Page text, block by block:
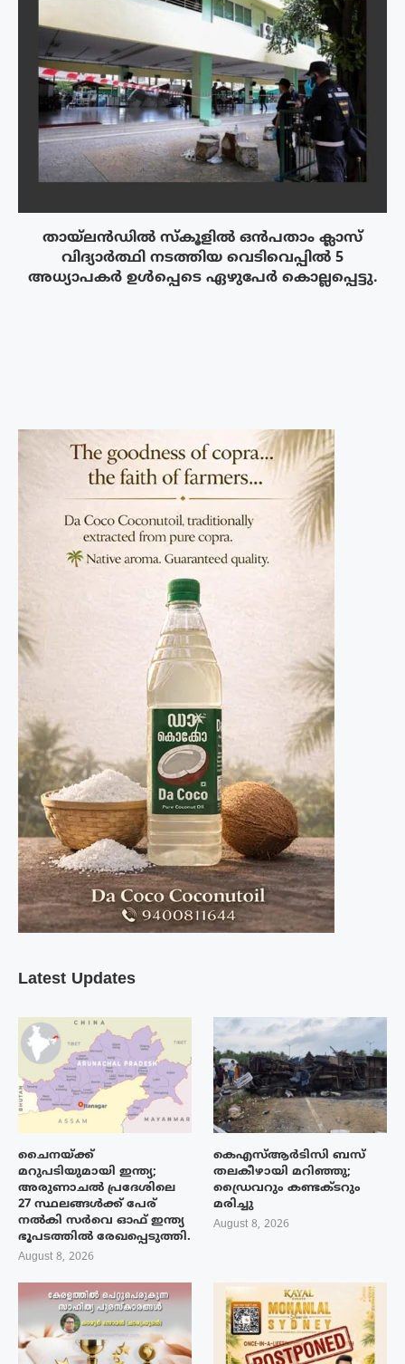
തായ്‌ലൻഡിൽ സ്കൂളിൽ ഒൻപതാം ക്ലാസ്
വിദ്യാർത്ഥി നടത്തിയ വെടിവെപ്പിൽ 5
അധ്യാപകർ ഉൾപ്പെടെ ഏഴുപേർ കൊല്ലപ്പെട്ടു.
Latest Updates
ചൈനയ്ക്ക്
മറുപടിയുമായി ഇന്ത്യ;
അരുണാചൽ പ്രദേശിലെ
27 സ്ഥലങ്ങൾക്ക് പേര്
നൽകി സർവെ ഓഫ് ഇന്ത്യ
ഭൂപടത്തിൽ രേഖപ്പെടുത്തി.
August 8, 2026
കെഎസ്ആർടിസി ബസ്
തലകീഴായി മറിഞ്ഞു;
ഡ്രൈവറും കണ്ടക്ടറും
മരിച്ചു
August 8, 2026